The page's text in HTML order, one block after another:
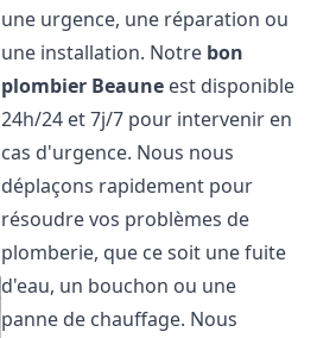
une urgence, une réparation ou
une installation. Notre bon
plombier Beaune est disponible
24h/24 et 7j/7 pour intervenir en
cas d'urgence. Nous nous
déplaçons rapidement pour
résoudre vos problèmes de
plomberie, que ce soit une fuite
d'eau, un bouchon ou une
panne de chauffage. Nous